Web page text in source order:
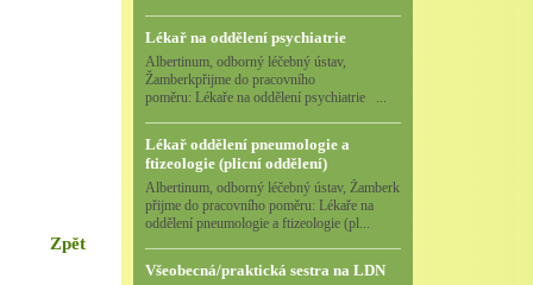
Zpět
Lékař na oddělení psychiatrie
Albertinum, odborný léčebný ústav,
Žamberkpřijme do pracovního
poměru: Lékaře na oddělení psychiatrie ...
Lékař oddělení pneumologie a
ftizeologie (plicní oddělení)
Albertinum, odborný léčebný ústav, Žamberk
přijme do pracovního poměru: Lékaře na
oddělení pneumologie a ftizeologie (pl...
Všeobecná/praktická sestra na LDN